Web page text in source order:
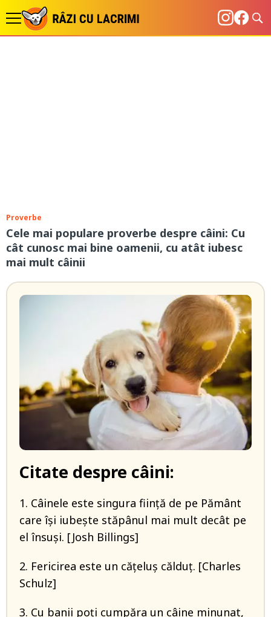
Proverbe
Cele mai populare proverbe despre câini: Cu
cât cunosc mai bine oamenii, cu atât iubesc
mai mult câinii
Citate despre câini:
1. Câinele este singura fiinţă de pe Pământ
care îşi iubeşte stăpânul mai mult decât pe
el însuşi. [Josh Billings]
2. Fericirea este un cățeluș călduț. [Charles
Schulz]
3. Cu banii poţi cumpăra un câine minunat,